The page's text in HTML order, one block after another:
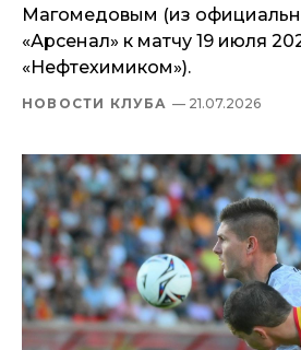
Магомедовым (из
«Арсенал» к матчу 19 июля
«Нефтехимиком»).
НОВОСТИ КЛУБА — 21.07.2026